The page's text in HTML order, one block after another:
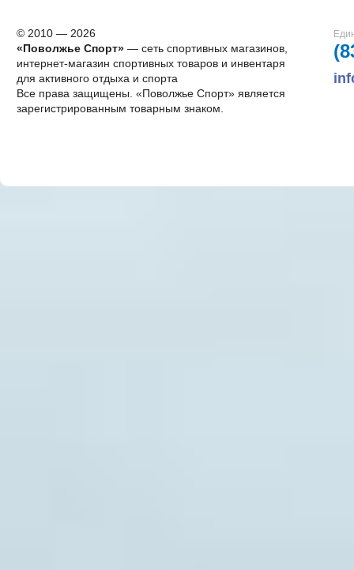
© 2010 — 2026
«Поволжье Спорт»— сеть спортивных магазинов,
интернет-магазин спортивных товаров и инвентаря
для активного отдыха и спорта
Все права защищены. «Поволжье Спорт» является
зарегистрированным товарным знаком.